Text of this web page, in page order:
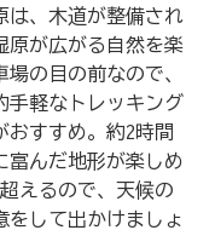
は、木道が整備され
原が広がる自然を楽
の目の前なので、
手軽なトレッキング
おすすめ。約2時間
富んだ地形が楽しめ
えるので、天候の
をして出かけましょ